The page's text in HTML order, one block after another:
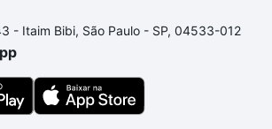
- Itaim Bibi, São Paulo - SP, 04533-012